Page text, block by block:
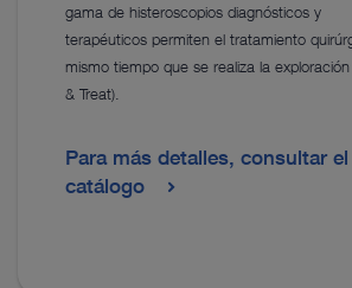
gama de histeroscopios diagnósticos y
terapéuticos permiten el tratamiento
mismo tiempo que se realiza la
& Treat).
Para más detalles, consultar el
catálogo